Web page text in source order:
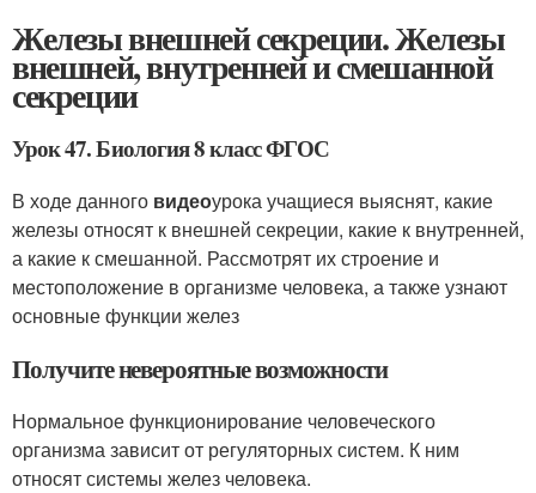
Железы внешней секреции. Железы
внешней, внутренней и смешанной
секреции
Урок 47. Биология 8 класс ФГОС
В ходе данного видеоурока учащиеся выяснят, какие
железы относят к внешней секреции, какие к внутренней,
а какие к смешанной. Рассмотрят их строение и
местоположение в организме человека, а также узнают
основные функции желез
Получите невероятные возможности
Нормальное функционирование человеческого
организма зависит от регуляторных систем. К ним
относят системы желез человека.